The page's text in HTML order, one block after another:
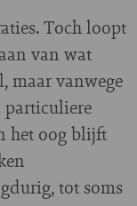
Toch loopt
van wat
maar vanwege
het oog blijft
tot soms